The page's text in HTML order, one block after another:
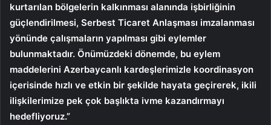
kurtarılan bölgelerin kalkınması alanında işbirliğinin
güçlendirilmesi, Serbest Ticaret Anlaşması imzalanması
yönünde çalışmaların yapılması gibi eylemler
bulunmaktadır. Önümüzdeki dönemde, bu eylem
maddelerini Azerbaycanlı kardeşlerimizle koordinasyon
içerisinde hızlı ve etkin bir şekilde hayata geçirerek, ikili
ilişkilerimize pek çok başlıkta ivme kazandırmayı
hedefliyoruz.”